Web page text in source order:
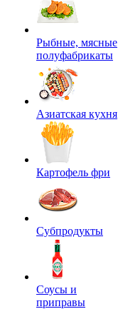
Рыбные, мясные
полуфабрикаты
Азиатская кухня
Картофель фри
Субпродукты
Соусы и
приправы